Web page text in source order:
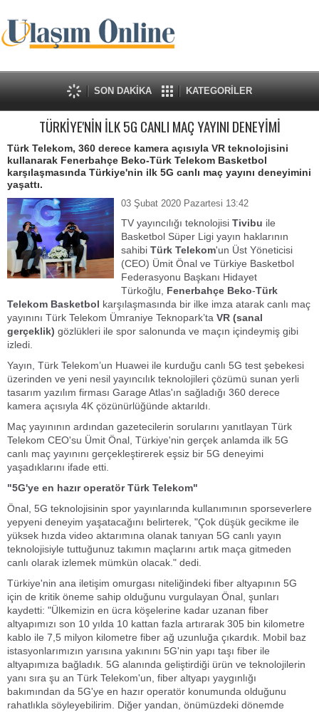
SON DAKİKA KATEGORİLER
TÜRKİYE'NİN İLK 5G CANLI MAÇ YAYINI DENEYİMİ
Türk Telekom, 360 derece kamera açısıyla VR teknolojisini
kullanarak Fenerbahçe Beko-Türk Telekom Basketbol
karşılaşmasında Türkiye'nin ilk 5G canlı maç yayını deneyimini
yaşattı.
03 Şubat 2020 Pazartesi 13:42
TV yayıncılığı teknolojisi Tivibu ile
Basketbol Süper Ligi yayın haklarının
sahibi Türk Telekom'un Üst Yöneticisi
(CEO) Ümit Önal ve Türkiye Basketbol
Federasyonu Başkanı Hidayet
Türkoğlu, Fenerbahçe Beko-Türk
Telekom Basketbol karşılaşmasında bir ilke imza atarak canlı maç
yayınını Türk Telekom Ümraniye Teknopark’ta VR (sanal
gerçeklik) gözlükleri ile spor salonunda ve maçın içindeymiş gibi
izledi.
Yayın, Türk Telekom’un Huawei ile kurduğu canlı 5G test şebekesi
üzerinden ve yeni nesil yayıncılık teknolojileri çözümü sunan yerli
tasarım yazılım firması Garage Atlas'ın sağladığı 360 derece
kamera açısıyla 4K çözünürlüğünde aktarıldı.
Maç yayınının ardından gazetecilerin sorularını yanıtlayan Türk
Telekom CEO'su Ümit Önal, Türkiye'nin gerçek anlamda ilk 5G
canlı maç yayınını gerçekleştirerek eşsiz bir 5G deneyimi
yaşadıklarını ifade etti.
"5G'ye en hazır operatör Türk Telekom"
Önal, 5G teknolojisinin spor yayınlarında kullanımının sporseverlere
yepyeni deneyim yaşatacağını belirterek, "Çok düşük gecikme ile
yüksek hızda video aktarımına olanak tanıyan 5G canlı yayın
teknolojisiyle tuttuğunuz takımın maçlarını artık maça gitmeden
canlı olarak izlemek mümkün olacak." dedi.
Türkiye'nin ana iletişim omurgası niteliğindeki fiber altyapının 5G
için de kritik öneme sahip olduğunu vurgulayan Önal, şunları
kaydetti: "Ülkemizin en ücra köşelerine kadar uzanan fiber
altyapımızı son 10 yılda 10 kattan fazla artırarak 305 bin kilometre
kablo ile 7,5 milyon kilometre fiber ağ uzunluğa çıkardık. Mobil baz
istasyonlarımızın yarısına yakınını 5G'nin yapı taşı fiber ile
altyapımıza bağladık. 5G alanında geliştirdiği ürün ve teknolojilerin
yanı sıra şu an Türk Telekom'un, fiber altyapı yaygınlığı
bakımından da 5G'ye en hazır operatör konumunda olduğunu
rahatlıkla söyleyebilirim. Diğer yandan, önümüzdeki dönemde